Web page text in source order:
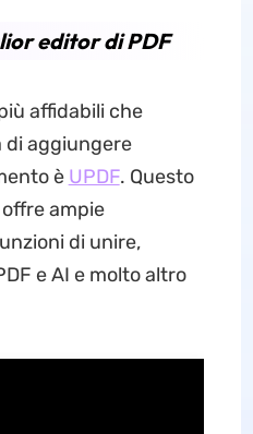
editor di PDF
affidabili che
di aggiungere
è UPDF. Questo
ampie
di unire,
e AI e molto altro